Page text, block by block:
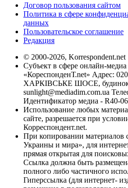
Договор пользования сайтом
Политика в сфере
данных
Пользовательское соглашение
Редакция
© 2000-2026, Korrespondent.net
Субъект в сфере онлайн-
«КореспонденТ.net» Адрес:
ХАРКІВСЬКЕ ШОСЕ, будинок
sunlight@mediadim.com.ua
Идентификатор медиа - R40-
Использование любых
сайте, разрешается при
Корреспондент.net.
При копировании материалов
Украины и мира», для
прямая открытая для
Ссылка должна быть
полного либо частичного
Гиперссылка (для интернет-